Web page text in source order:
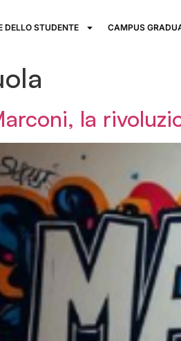
DELLO STUDENTE CAMPUS
la